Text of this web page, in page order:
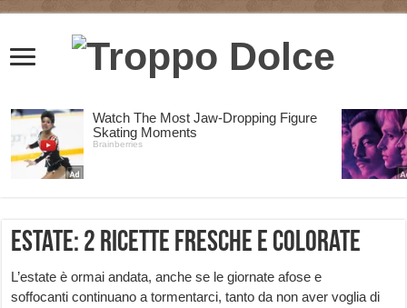
Estate: 2 ricette fresche e colorate
L’estate è ormai andata, anche se le giornate afose e
soffocanti continuano a tormentarci, tanto da non aver voglia di